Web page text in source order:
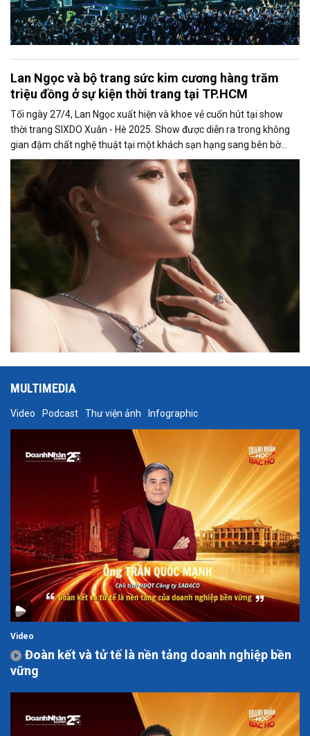
Lan Ngọc và bộ trang sức kim cương hàng trăm
triệu đồng ở sự kiện thời trang tại TP.HCM
Tối ngày 27/4, Lan Ngọc xuất hiện và khoe vẻ cuốn hút tại show
thời trang SIXDO Xuân - Hè 2025. Show được diễn ra trong không
gian đậm chất nghệ thuật tại một khách sạn hạng sang bên bờ
sông Sài Gòn. Tại sự kiện, Lan Ngọc đã thể hiện thần thái sang
trọng, rạng rỡ cùng bộ trang sức kim cương đẳng cấp trị giá gần
800 triệu đồng từ thương hiệu PNJ.
MULTIMEDIA
Video Podcast Thư viện ảnh Infographic
Video
Đoàn kết và tử tế là nền tảng doanh nghiệp bền
vững